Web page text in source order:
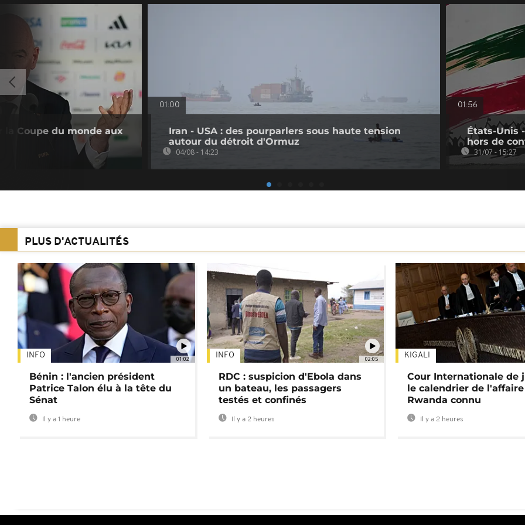
Coupe du monde aux
01:00
Iran - USA : des pourparlers sous haute tension
autour du détroit d'Ormuz
04/08 - 14:23
01:56
États-Unis
hors de
31/07 - 15:27
PLUS D'ACTUALITÉS
01:02
INFO
Bénin : l'ancien président
Patrice Talon élu à la tête du
Sénat
Il y a 1 heure
02:05
INFO
RDC : suspicion d'Ebola dans
un bateau, les passagers
testés et confinés
Il y a 2 heures
KIGALI
Cour Internationale de
le calendrier de l'affaire
Rwanda connu
Il y a 2 heures